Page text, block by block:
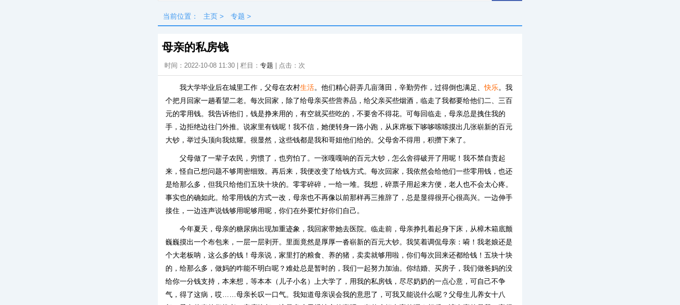
当前位置： 主页 > 专题 >
母亲的私房钱
时间：2022-10-08 11:30 | 栏目： 专题 | 点击： 次
我大学毕业后在城里工作，父母在农村生活。他们精心莳弄几亩薄田，辛勤劳作，过得倒也满足、快乐。我
个把月回家一趟看望二老。每次回家，除了给母亲买些营养品，给父亲买些烟酒，临走了我都要给他们二、三百
元的零用钱。我告诉他们，钱是挣来用的，有空就买些吃的，不要舍不得花。可每回临走，母亲总是拽住我的
手，边拒绝边往门外推。说家里有钱呢！我不信，她便转身一路小跑，从床席板下哆哆嗦嗦摸出几张崭新的百元
大钞，举过头顶向我炫耀。很显然，这些钱都是我和哥姐他们给的。父母舍不得用，积攒下来了。
父母做了一辈子农民，穷惯了，也穷怕了。一张嘎嘎响的百元大钞，怎么舍得破开了用呢！我不禁自责起
来，怪自己想问题不够周密细致。再后来，我便改变了给钱方式。每次回家，我依然会给他们一些零用钱，也还
是给那么多，但我只给他们五块十块的。零零碎碎，一给一堆。我想，碎票子用起来方便，老人也不会太心疼。
事实也的确如此。给零用钱的方式一改，母亲也不再像以前那样再三推辞了，总是显得很开心很高兴。一边伸手
接住，一边连声说钱够用呢够用呢，你们在外要忙好你们自己。
今年夏天，母亲的糖尿病出现加重迹象，我回家带她去医院。临走前，母亲挣扎着起身下床，从樟木箱底颤
巍巍摸出一个布包来，一层一层剥开。里面竟然是厚厚一沓崭新的百元大钞。我笑着调侃母亲：嗬！我老娘还是
个大老板呐，这么多的钱！母亲说，家里打的粮食、养的猪，卖卖就够用啦，你们每次回来还都给钱！五块十块
的，给那么多，做妈的咋能不明白呢？难处总是暂时的，我们一起努力加油。你结婚、买房子，我们做爸妈的没
给你一分钱支持，本来想，等本本（儿子小名）上大学了，用我的私房钱，尽尽奶奶的一点心意，可自己不争
气，得了这病，哎……母亲长叹一口气。我知道母亲误会我的意思了，可我又能说什么呢？父母生儿养女十八